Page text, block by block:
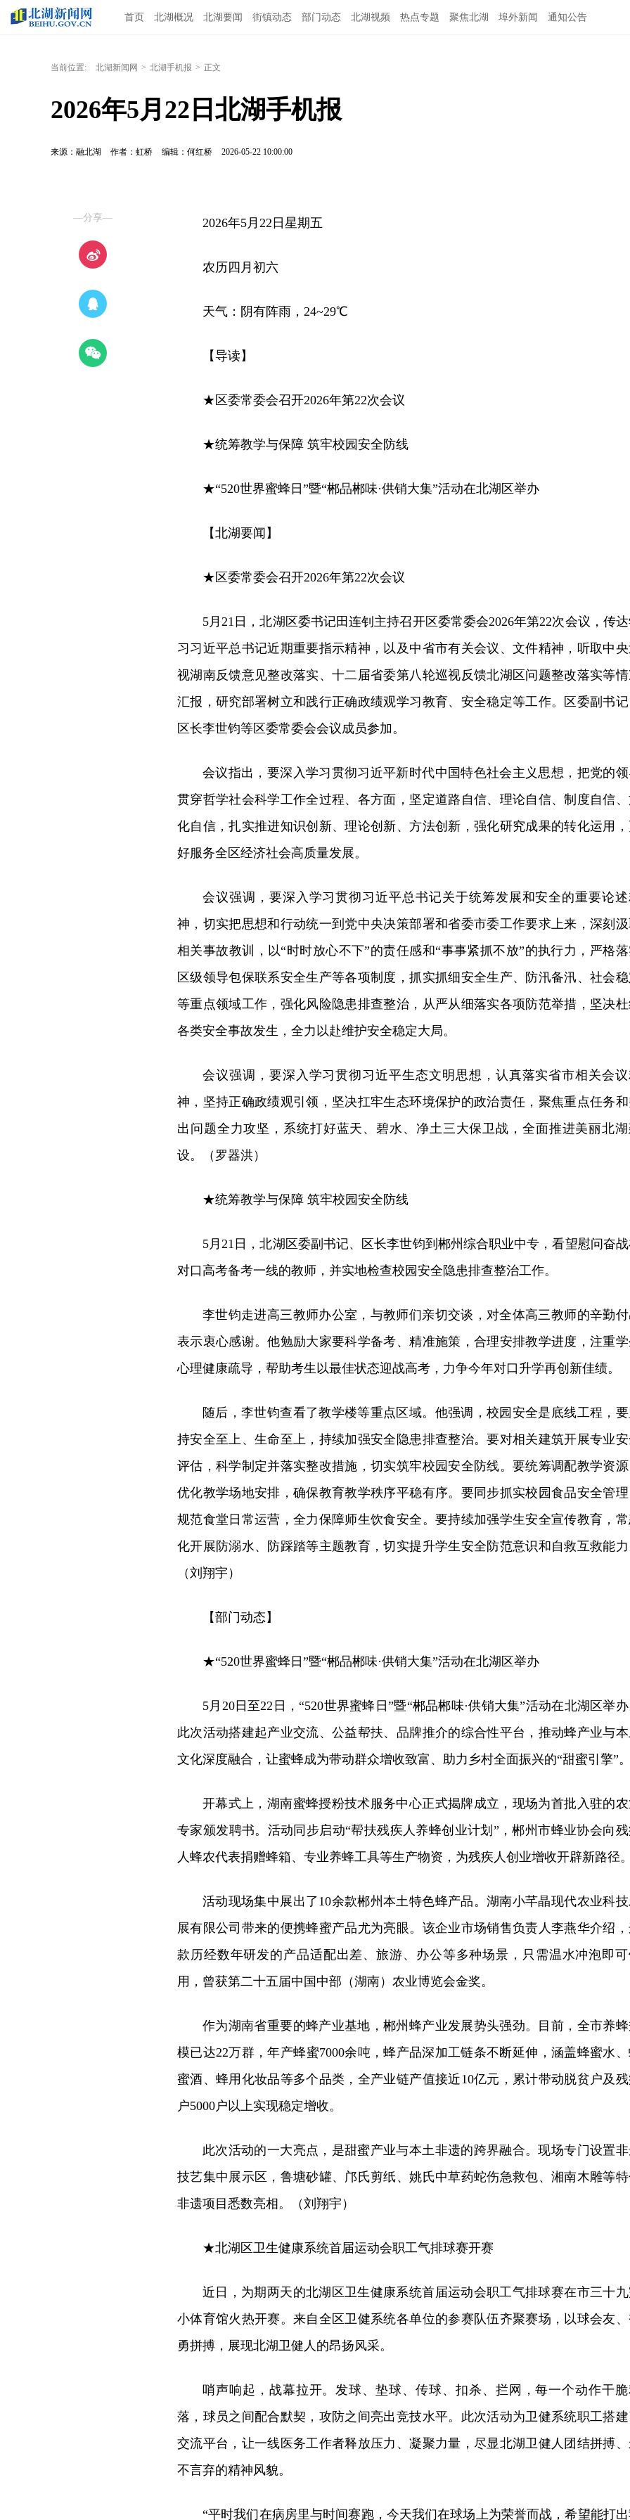
首页 北湖概况 北湖要闻 街镇动态 部门动态 北湖视频 热点专题 聚焦北湖 埠外新闻 通知公告
当前位置: 北湖新闻网 > 北湖手机报 > 正文
2026年5月22日北湖手机报
来源：融北湖 作者：虹桥 编辑：何红桥 2026-05-22 10:00:00
—分享— 2026年5月22日星期五
农历四月初六
天气：阴有阵雨，24~29℃
【导读】
★区委常委会召开2026年第22次会议
★统筹教学与保障 筑牢校园安全防线
★“520世界蜜蜂日”暨“郴品郴味·供销大集”活动在北湖区举办
【北湖要闻】
★区委常委会召开2026年第22次会议
5月21日，北湖区委书记田连钊主持召开区委常委会2026年第22次会议，传
习习近平总书记近期重要指示精神，以及中省市有关会议、文件精神，听取中央
视湖南反馈意见整改落实、十二届省委第八轮巡视反馈北湖区问题整改落实等
汇报，研究部署树立和践行正确政绩观学习教育、安全稳定等工作。区委副书记
区长李世钧等区委常委会会议成员参加。
会议指出，要深入学习贯彻习近平新时代中国特色社会主义思想，把党的
贯穿哲学社会科学工作全过程、各方面，坚定道路自信、理论自信、制度自信
化自信，扎实推进知识创新、理论创新、方法创新，强化研究成果的转化运用
好服务全区经济社会高质量发展。
会议强调，要深入学习贯彻习近平总书记关于统筹发展和安全的重要论
神，切实把思想和行动统一到党中央决策部署和省委市委工作要求上来，深刻汲
相关事故教训，以“时时放心不下”的责任感和“事事紧抓不放”的执行力，严格
区级领导包保联系安全生产等各项制度，抓实抓细安全生产、防汛备汛、社会稳
等重点领域工作，强化风险隐患排查整治，从严从细落实各项防范举措，坚决
各类安全事故发生，全力以赴维护安全稳定大局。
会议强调，要深入学习贯彻习近平生态文明思想，认真落实省市相关会
神，坚持正确政绩观引领，坚决扛牢生态环境保护的政治责任，聚焦重点任务
出问题全力攻坚，系统打好蓝天、碧水、净土三大保卫战，全面推进美丽北湖
设。（罗器洪）
★统筹教学与保障 筑牢校园安全防线
5月21日，北湖区委副书记、区长李世钧到郴州综合职业中专，看望慰问奋
对口高考备考一线的教师，并实地检查校园安全隐患排查整治工作。
李世钧走进高三教师办公室，与教师们亲切交谈，对全体高三教师的辛勤付
表示衷心感谢。他勉励大家要科学备考、精准施策，合理安排教学进度，注重学
心理健康疏导，帮助考生以最佳状态迎战高考，力争今年对口升学再创新佳绩。
随后，李世钧查看了教学楼等重点区域。他强调，校园安全是底线工程，
持安全至上、生命至上，持续加强安全隐患排查整治。要对相关建筑开展专业
评估，科学制定并落实整改措施，切实筑牢校园安全防线。要统筹调配教学资源
优化教学场地安排，确保教育教学秩序平稳有序。要同步抓实校园食品安全管理
规范食堂日常运营，全力保障师生饮食安全。要持续加强学生安全宣传教育，
化开展防溺水、防踩踏等主题教育，切实提升学生安全防范意识和自救互救能力
（刘翔宇）
【部门动态】
★“520世界蜜蜂日”暨“郴品郴味·供销大集”活动在北湖区举办
5月20日至22日，“520世界蜜蜂日”暨“郴品郴味·供销大集”活动在北湖区举办
此次活动搭建起产业交流、公益帮扶、品牌推介的综合性平台，推动蜂产业与
文化深度融合，让蜜蜂成为带动群众增收致富、助力乡村全面振兴的“甜蜜引擎”。
开幕式上，湖南蜜蜂授粉技术服务中心正式揭牌成立，现场为首批入驻的
专家颁发聘书。活动同步启动“帮扶残疾人养蜂创业计划”，郴州市蜂业协会向
人蜂农代表捐赠蜂箱、专业养蜂工具等生产物资，为残疾人创业增收开辟新路径。
活动现场集中展出了10余款郴州本土特色蜂产品。湖南小芊晶现代农业科
展有限公司带来的便携蜂蜜产品尤为亮眼。该企业市场销售负责人李燕华介绍
款历经数年研发的产品适配出差、旅游、办公等多种场景，只需温水冲泡即可
用，曾获第二十五届中国中部（湖南）农业博览会金奖。
作为湖南省重要的蜂产业基地，郴州蜂产业发展势头强劲。目前，全市养
模已达22万群，年产蜂蜜7000余吨，蜂产品深加工链条不断延伸，涵盖蜂蜜水
蜜酒、蜂用化妆品等多个品类，全产业链产值接近10亿元，累计带动脱贫户及
户5000户以上实现稳定增收。
此次活动的一大亮点，是甜蜜产业与本土非遗的跨界融合。现场专门设置
技艺集中展示区，鲁塘砂罐、邝氏剪纸、姚氏中草药蛇伤急救包、湘南木雕等
非遗项目悉数亮相。（刘翔宇）
★北湖区卫生健康系统首届运动会职工气排球赛开赛
近日，为期两天的北湖区卫生健康系统首届运动会职工气排球赛在市三十
小体育馆火热开赛。来自全区卫健系统各单位的参赛队伍齐聚赛场，以球会友
勇拼搏，展现北湖卫健人的昂扬风采。
哨声响起，战幕拉开。发球、垫球、传球、扣杀、拦网，每一个动作干脆
落，球员之间配合默契，攻防之间亮出竞技水平。此次活动为卫健系统职工搭建
交流平台，让一线医务工作者释放压力、凝聚力量，尽显北湖卫健人团结拼搏
不言弃的精神风貌。
“平时我们在病房里与时间赛跑，今天我们在球场上为荣誉而战，希望能打